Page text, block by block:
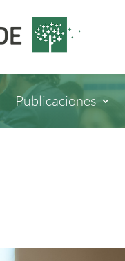
Publicaciones